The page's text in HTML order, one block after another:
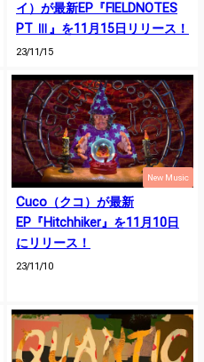
イ）が最新EP『FIELDNOTES
PT Ⅲ』を11月15日リリース！
23/11/15
New Music
Cuco（クコ）が最新
EP『Hitchhiker』を11月10日
にリリース！
23/11/10